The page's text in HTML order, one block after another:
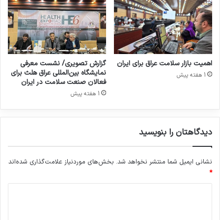
د
؟
ش
ر
ب
ی
ت
و
س
ی
اهمیت بازار سلامت عراق برای ایران
1 هفته پیش
گزارش تصویری/ نشست معرفی
نمایشگاه بین‌المللی عراق هلث برای
فعالان صنعت سلامت در ایران
1 هفته پیش
دیدگاهتان را بنویسید
نشانی ایمیل شما منتشر نخواهد شد. بخش‌های موردنیاز علامت‌گذاری شده‌اند
*